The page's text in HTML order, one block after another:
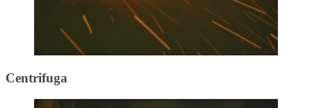
Centrifuga